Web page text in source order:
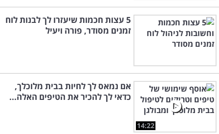
5 עצות חכמות שיעזרו לך לבנות לוח
זמנים מסודר, פורה ויעיל
14:22
אם נמאס לך לחיות בבית מלוכלך,
כדאי לך להכיר את הטיפים האלה...